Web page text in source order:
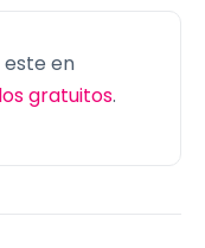
en
gratuitos.